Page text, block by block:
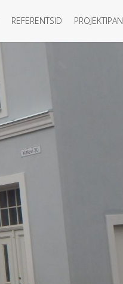
REFERENTSID